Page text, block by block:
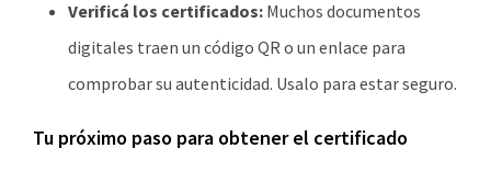
Verificá los certificados: Muchos documentos
digitales traen un código QR o un enlace para
comprobar su autenticidad. Usalo para estar seguro.
Tu próximo paso para obtener el certificado